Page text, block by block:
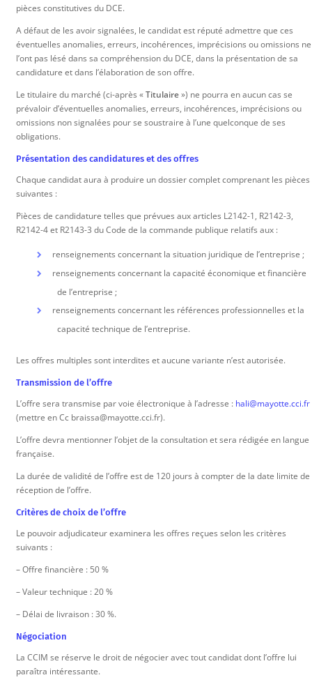
pièces constitutives du DCE.
A défaut de les avoir signalées, le candidat est réputé admettre que ces
éventuelles anomalies, erreurs, incohérences, imprécisions ou omissions ne
l’ont pas lésé dans sa compréhension du DCE, dans la présentation de sa
candidature et dans l’élaboration de son offre.
Le titulaire du marché (ci-après «Titulaire») ne pourra en aucun cas se
prévaloir d’éventuelles anomalies, erreurs, incohérences, imprécisions ou
omissions non signalées pour se soustraire à l’une quelconque de ses
obligations.
Présentation des candidatures et des offres
Chaque candidat aura à produire un dossier complet comprenant les pièces
suivantes :
Pièces de candidature telles que prévues aux articles L2142-1, R2142-3,
R2142-4 et R2143-3 du Code de la commande publique relatifs aux :
renseignements concernant la situation juridique de l’entreprise ;
renseignements concernant la capacité économique et financière
de l’entreprise ;
renseignements concernant les références professionnelles et la
capacité technique de l’entreprise.
Les offres multiples sont interdites et aucune variante n’est autorisée.
Transmission de l’offre
L’offre sera transmise par voie électronique à l’adresse : hali@mayotte.cci.fr
(mettre en Cc braissa@mayotte.cci.fr).
L’offre devra mentionner l’objet de la consultation et sera rédigée en langue
française.
La durée de validité de l’offre est de 120 jours à compter de la date limite de
réception de l’offre.
Critères de choix de l’offre
Le pouvoir adjudicateur examinera les offres reçues selon les critères
suivants :
– Offre financière : 50 %
– Valeur technique : 20 %
– Délai de livraison : 30 %.
Négociation
La CCIM se réserve le droit de négocier avec tout candidat dont l’offre lui
paraîtra intéressante.